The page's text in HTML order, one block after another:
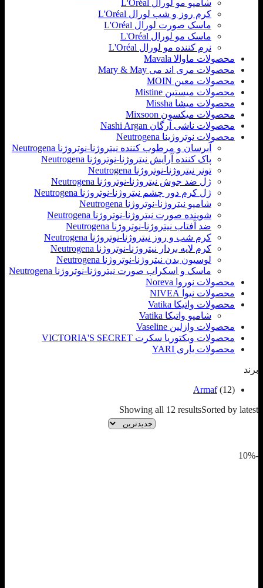
شامپو مو لورال L'Oréal
کرم روز و شب لورال L'Oréal
ماسک صورت لورال L'Oréal
ماسک مو لورال L'Oréal
نرم کننده مو لورال L'Oréal
محصولات ماوالا Mavala
محصولات مری اند می Mary & May
محصولات معین MOIN
محصولات میستین Mistine
محصولات میشا Missha
محصولات میکسون Mixsoon
محصولات ناشی آرگان Nashi Argan
محصولات نوتروژینا Neutrogena
آبرسان و مرطوب کننده نیتروژنا-نوتروژنا Neutrogena
پاک کننده آرایش نیتروژنا-نوتروژنا Neutrogena
تونر نیتروژنا-نوتروژنا Neutrogena
ژل ضد جوش نیتروژنا-نوتروژنا Neutrogena
ژل کرم دور چشم نیتروژنا-نوتروژنا Neutrogena
شامپو نیتروژنا-نوتروژنا Neutrogena
شوینده صورت نیتروژنا-نوتروژنا Neutrogena
ضد آفتاب نیتروژنا-نوتروژنا Neutrogena
کرم شب و روز نیتروژنا-نوتروژنا Neutrogena
کرم لایه بردار نیتروژنا-نوتروژنا Neutrogena
لوسیون بدن نیتروژنا-نوتروژنا Neutrogena
ماسک و اسکراب صورت نیتروژنا-نوتروژنا Neutrogena
محصولات نوروا Noreva
محصولات نیوا NIVEA
محصولات واتیکا Vatika
شامپو واتیکا Vatika
محصولات وازلین Vaseline
محصولات ویکتوریا سکرت VICTORIA'S SECRET
محصولات یاری YARI
برند
Armaf (12)
Showing all 12 resultsSorted by latest
-10%